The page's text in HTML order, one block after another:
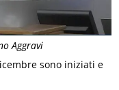
Aggravi
sono iniziati e